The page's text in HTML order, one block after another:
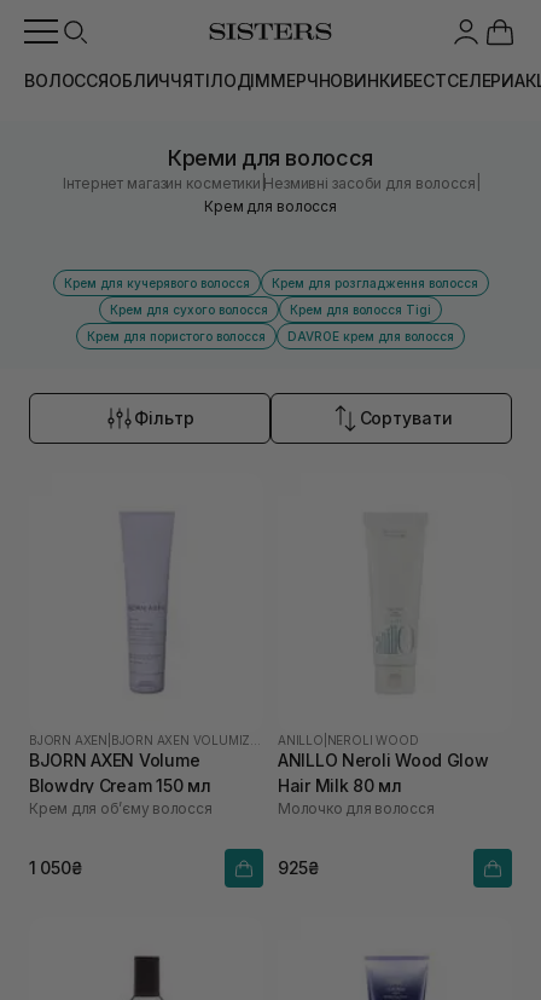
ВОЛОССЯОБЛИЧЧЯТІЛОДІММЕРЧНОВИНКИБЕСТСЕЛЕРИ
Креми для волосся
Інтернет магазин косметики |Незмивні засоби для волосся
Крем для волосся
Крем для кучерявого волосся
Крем для розгладження волосся
Крем для сухого волосся
Крем для волосся Tigi
Крем для пористого волосся
DAVROE крем для волосся
Фільтр Сортувати
BJORN AXEN
BJORN AXEN Volume
Blowdry Cream 150 мл
Крем для обʼєму волосся
1 050₴
ANILLO NEROLI WOOD
ANILLO Neroli Wood Glow
Hair Milk 80 мл
Молочко для волосся
925₴